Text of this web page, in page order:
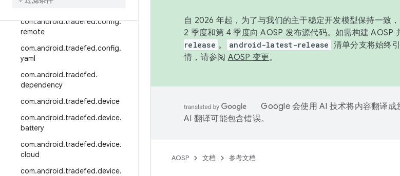
proxy
com.android.tradefed.config.
remote
com.android.tradefed.config.
yaml
com.android.tradefed.
dependency
com.android.tradefed.device
com.android.tradefed.device.
battery
com.android.tradefed.device.
cloud
com.android.tradefed.device.
自 2026 年起，为了与我们的主干稳定开发模型保持一致
2 季度和第 4 季度向 AOSP 发布源代码。如需构建 AOSP
release 。 android-latest-release 清单分支将始终
情，请参阅 AOSP 变更。
Google 会使用 AI 技术将内容翻译成
AI 翻译可能包含错误。
AOSP 文档 参考文档